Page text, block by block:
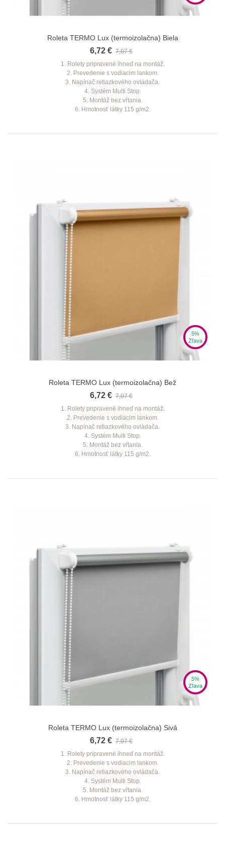
Roleta TERMO Lux (termoizolačna) Biela
6,72 € 7,07 €
1. Rolety pripravené ihneď na montáž.
2. Prevedenie s vodiacim lankom.
3. Napínač retiazkového ovládača.
4. Systém Multi Stop.
5. Montáž bez vŕtania.
6. Hmotnosť látky 115 g/m2.
5%
Zľava
Roleta TERMO Lux (termoizolačna) Bež
6,72 € 7,07 €
1. Rolety pripravené ihneď na montáž.
2. Prevedenie s vodiacim lankom.
3. Napínač retiazkového ovládača.
4. Systém Multi Stop.
5. Montáž bez vŕtania.
6. Hmotnosť látky 115 g/m2.
5%
Zľava
Roleta TERMO Lux (termoizolačna) Sivá
6,72 € 7,07 €
1. Rolety pripravené ihneď na montáž.
2. Prevedenie s vodiacim lankom.
3. Napínač retiazkového ovládača.
4. Systém Multi Stop.
5. Montáž bez vŕtania.
6. Hmotnosť látky 115 g/m2.